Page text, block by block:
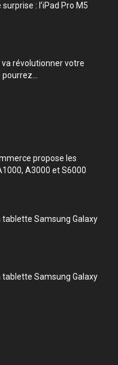
: l’iPad Pro M5
révolutionner votre
propose les
A3000 et S6000
Samsung Galaxy
Samsung Galaxy